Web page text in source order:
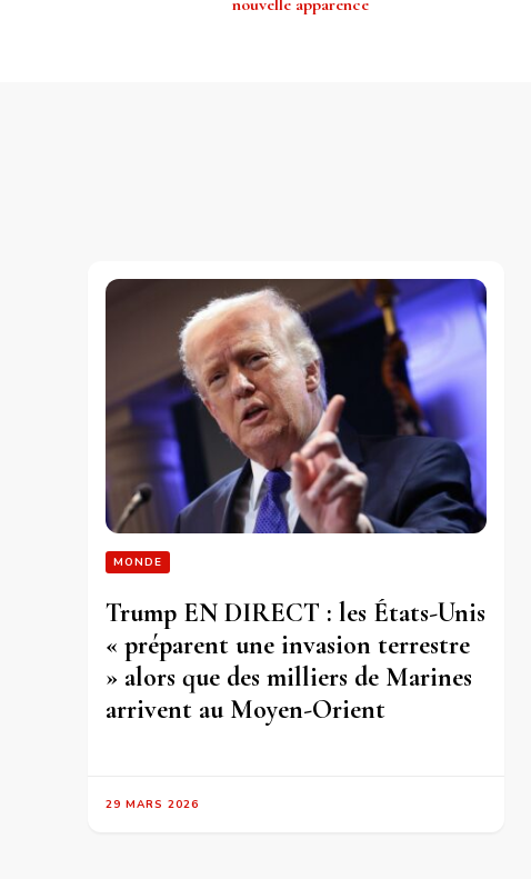
nouvelle apparence
MONDE
Trump EN DIRECT : les États-Unis
« préparent une invasion terrestre
» alors que des milliers de Marines
arrivent au Moyen-Orient
29 MARS 2026